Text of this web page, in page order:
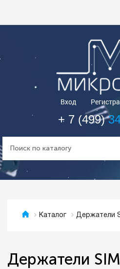
Вход
+ 7 (499)
Каталог Держатели
Держатели